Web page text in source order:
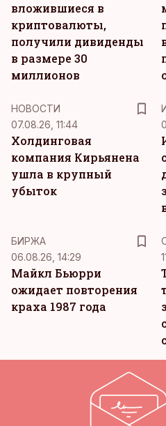
вложившиеся в
криптовалюты,
получили дивиденды
в размере 30
миллионов
НОВОСТИ
07.08.26, 11:44
Холдинговая
компания Кирьянена
ушла в крупный
убыток
БИРЖА
06.08.26, 14:29
Майкл Бьюрри
ожидает повторения
краха 1987 года